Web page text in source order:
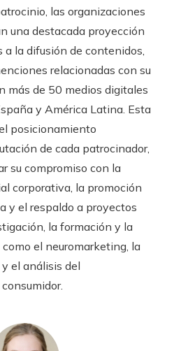
las organizaciones
una destacada proyección
a la difusión de contenidos,
relacionadas con su
más de 50 medios digitales
y América Latina. Esta
posicionamiento
de cada patrocinador,
su compromiso con la
corporativa, la promoción
y el respaldo a proyectos
la formación y la
el neuromarketing, la
el análisis del